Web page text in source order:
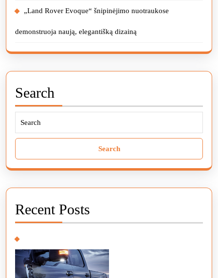
„Land Rover Evoque“ šnipinėjimo nuotraukose
demonstruoja naują, elegantišką dizainą
Search
Search
Recent Posts